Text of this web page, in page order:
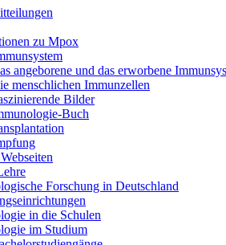
zu Mpox
angeborene und das erworbene
menschlichen Immunzellen
Bilder
Buch
Forschung in Deutschland
in die Schulen
im Studium